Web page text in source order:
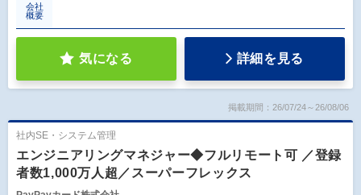
会社
概要
気になる 詳細を見る
掲載期間：26/07/24～26/08/06
社内SE・システム管理
エンジニアリングマネジャー◆フルリモート可 ／登録
者数1,000万人超／スーパーフレックス